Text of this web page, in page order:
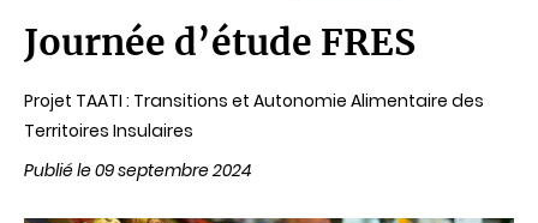
Journée d’étude FRES
Projet TAATI : Transitions et Autonomie Alimentaire des
Territoires Insulaires
Publié le 09 septembre 2024